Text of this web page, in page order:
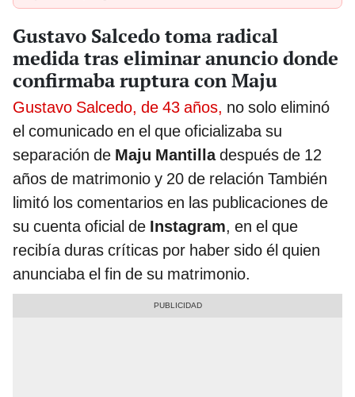
Gustavo Salcedo toma radical
medida tras eliminar anuncio donde
confirmaba ruptura con Maju
Gustavo Salcedo, de 43 años, no solo eliminó
el comunicado en el que oficializaba su
separación de Maju Mantilladespués de 12
años de matrimonio y 20 de relación También
limitó los comentarios en las publicaciones de
su cuenta oficial de Instagram, en el que
recibía duras críticas por haber sido él quien
anunciaba el fin de su matrimonio.